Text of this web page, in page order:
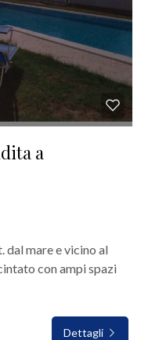
a
dal mare e vicino al
con ampi spazi
Dettagli